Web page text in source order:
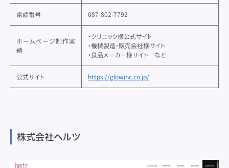
電話番号 087-802-7792
ホームページ制作実
績
・クリニック様公式サイト
・機械製造・販売会社様サイト
・食品メーカー様サイト など
公式サイト https://glowinc.co.jp/
株式会社ヘルツ